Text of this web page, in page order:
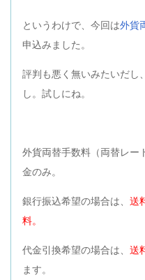
というわけで、今回は外貨
申込みました。
評判も悪く無いみたいだし
し。試しにね。
外貨両替手数料（両替レー
金のみ。
銀行振込希望の場合は、 送
料。
代金引換希望の場合は、 送
ます。